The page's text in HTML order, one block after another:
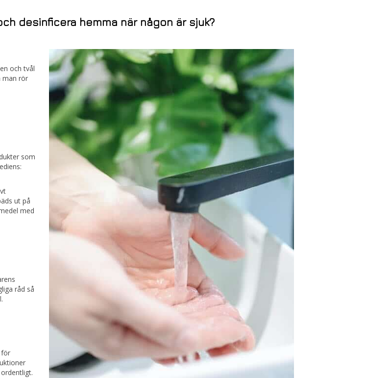
desinficera hemma när någon är sjuk?
och tvål
man rör
som
ut på
med
råd så
för